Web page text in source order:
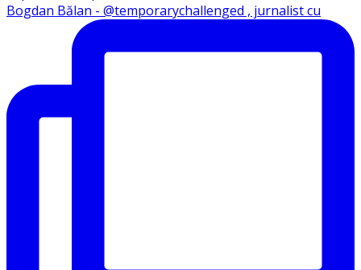
Bogdan Bălan - @temporarychallenged , jurnalist cu